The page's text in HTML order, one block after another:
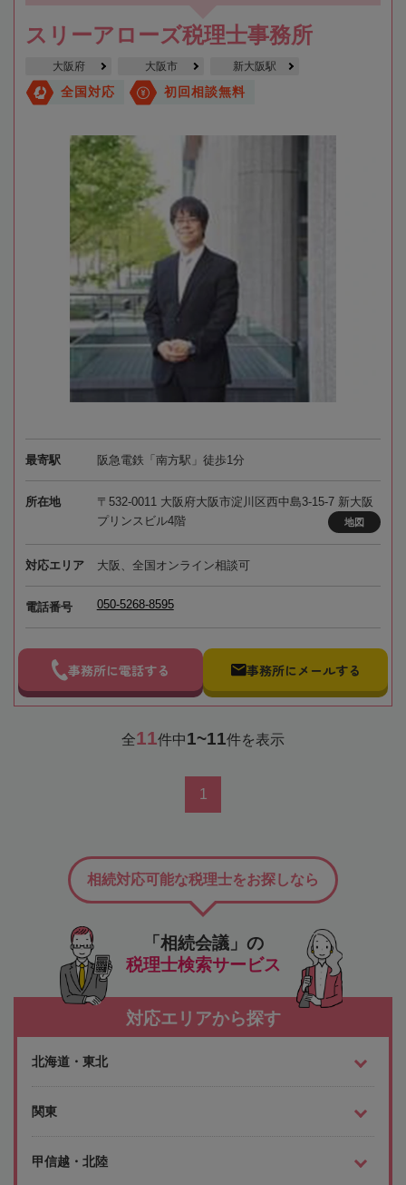
スリーアローズ税理士事務所
大阪府 大阪市 新大阪駅
全国対応 初回相談無料
最寄駅 阪急電鉄「南方駅」徒歩1分
所在地
〒532-0011 大阪府大阪市淀川区西中島3-15-7 新大阪
プリンスビル4階
地図
対応エリア 大阪、全国オンライン相談可
電話番号 050-5268-8595
事務所に電話する 事務所にメールする
全11件中1~11件を表示
1
「相続会議」の
税理士検索サービス
相続対応可能な税理士をお探しなら
対応エリアから探す
北海道・東北
関東
甲信越・北陸